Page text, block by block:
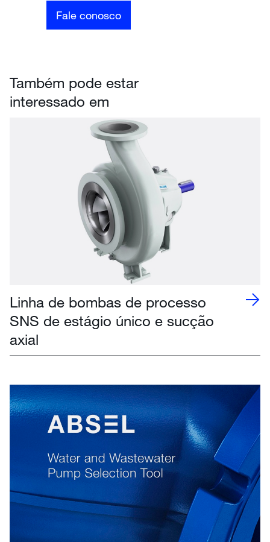
Fale conosco
Também pode estar
interessado em
Linha de bombas de processo
SNS de estágio único e sucção
axial